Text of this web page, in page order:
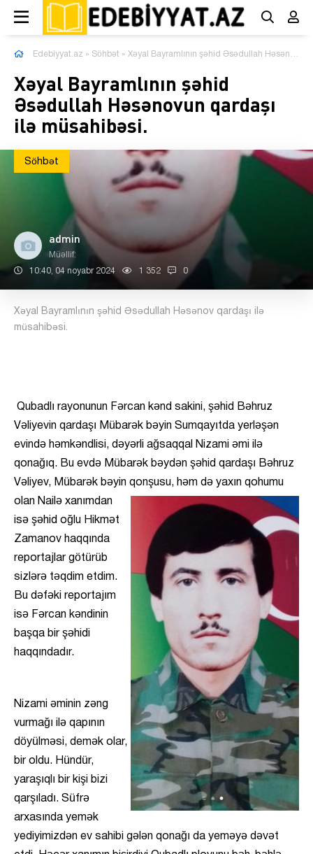
Edebiyyat.az » Söhbət » Xəyal Bayramlının şəhid Əsədullah Həsənovun qardaşı ilə müsahibəsi.
Xəyal Bayramlının şəhid
Əsədullah Həsənovun qardaşı
ilə müsahibəsi.
Söhbət
admin
Müəllif:
10:40, 04 noyabr 2024 1 352 0
Xəyal Bayramlının şəhid Əsədullah Həsənov qardaşı ilə
müsahibəsi.
Qubadlı rayonunun Fərcan kənd sakini, şəhid Bəhruz
Vəliyevin qardaşı Mübarək bəyin Sumqayıtda yerləşən
evində həmkəndlisi, dəyərli ağsaqqal Nizami əmi ilə
qonağıq. Bu evdə Mübarək bəydən şəhid qardaşı Bəhruz
Vəliyev, Mübarək bəyin qonşusu, həm də yaxın qohumu
olan Nailə xanımdan
isə şəhid oğlu Hikmət
Zamanov haqqında
reportajlar götürüb
sizlərə təqdim etdim.
Bu dəfəki reportajım
isə Fərcan kəndinin
başqa bir şəhidi
haqqındadır.
Nizami əminin zəng
vurmağı ilə qapının
döyülməsi, demək olar,
bir oldu. Hündür,
yaraşıqlı bir kişi bizi
qarşıladı. Süfrə
arxasında yemək
yediyimizdən ev sahibi gələn qonağı da yeməyə dəvət